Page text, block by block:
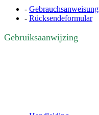
- Gebrauchsanweisung
- Rücksendeformular
Gebruiksaanwijzing